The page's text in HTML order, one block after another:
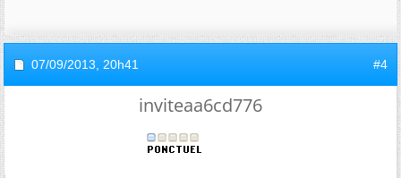
07/09/2013, 20h41 #4
inviteaa6cd776